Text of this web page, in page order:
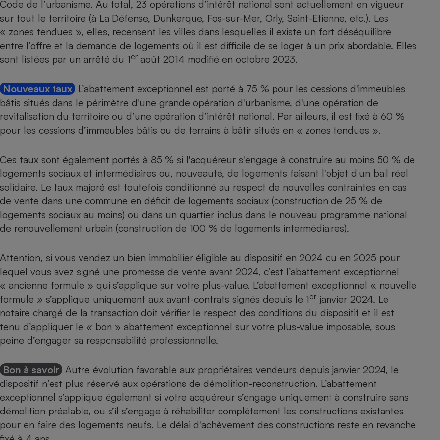
Code de l’urbanisme. Au total, 23 opérations d’intérêt national sont actuellement en vigueur
sur tout le territoire (à La Défense, Dunkerque, Fos-sur-Mer, Orly, Saint-Etienne, etc.). Les
« zones tendues », elles, recensent les villes dans lesquelles il existe un fort déséquilibre
entre l’offre et la demande de logements où il est difficile de se loger à un prix abordable. Elles
sont listées par un arrêté du 1er août 2014 modifié en octobre 2023.
Nouveaux taux L’abattement exceptionnel est porté à 75 % pour les cessions d'immeubles
bâtis situés dans le périmètre d'une grande opération d'urbanisme, d'une opération de
revitalisation du territoire ou d’une opération d’intérêt national. Par ailleurs, il est fixé à 60 %
pour les cessions d’immeubles bâtis ou de terrains à bâtir situés en « zones tendues ».
Ces taux sont également portés à 85 % si l'acquéreur s'engage à construire au moins 50 % de
logements sociaux et intermédiaires ou, nouveauté, de logements faisant l'objet d'un bail réel
solidaire. Le taux majoré est toutefois conditionné au respect de nouvelles contraintes en cas
de vente dans une commune en déficit de logements sociaux (construction de 25 % de
logements sociaux au moins) ou dans un quartier inclus dans le nouveau programme national
de renouvellement urbain (construction de 100 % de logements intermédiaires).
Attention, si vous vendez un bien immobilier éligible au dispositif en 2024 ou en 2025 pour
lequel vous avez signé une promesse de vente avant 2024, c’est l’abattement exceptionnel
« ancienne formule » qui s’applique sur votre plus-value. L’abattement exceptionnel « nouvelle
formule » s’applique uniquement aux avant-contrats signés depuis le 1er janvier 2024. Le
notaire chargé de la transaction doit vérifier le respect des conditions du dispositif et il est
tenu d’appliquer le « bon » abattement exceptionnel sur votre plus-value imposable, sous
peine d’engager sa responsabilité professionnelle.
Bon à savoir Autre évolution favorable aux propriétaires vendeurs depuis janvier 2024, le
dispositif n’est plus réservé aux opérations de démolition-reconstruction. L’abattement
exceptionnel s’applique également si votre acquéreur s’engage uniquement à construire sans
démolition préalable, ou s’il s’engage à réhabiliter complètement les constructions existantes
pour en faire des logements neufs. Le délai d'achèvement des constructions reste en revanche